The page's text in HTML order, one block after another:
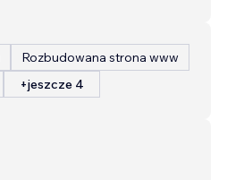
Rozbudowana strona www
+jeszcze 4